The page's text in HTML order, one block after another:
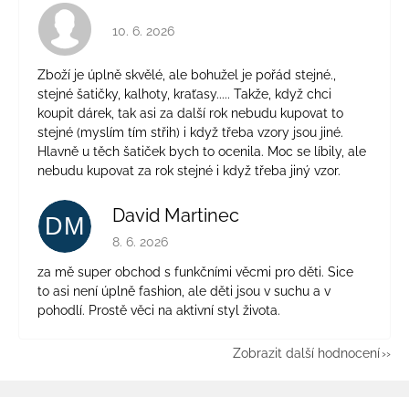
Hodnocení obchodu je 4 z 5 hvězdiček.
10. 6. 2026
Zboží je úplně skvělé, ale bohužel je pořád stejné.,
stejné šatičky, kalhoty, kraťasy..... Takže, když chci
koupit dárek, tak asi za další rok nebudu kupovat to
stejné (myslím tím střih) i když třeba vzory jsou jiné.
Hlavně u těch šatiček bych to ocenila. Moc se líbily, ale
nebudu kupovat za rok stejné i když třeba jiný vzor.
DM David Martinec
Hodnocení obchodu je 5 z 5 hvězdiček.
8. 6. 2026
za mě super obchod s funkčními věcmi pro děti. Sice
to asi není úplně fashion, ale děti jsou v suchu a v
pohodlí. Prostě věci na aktivní styl života.
Zobrazit další hodnocení